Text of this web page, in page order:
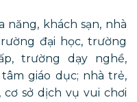
khách sạn, nhà
đại học, trường
trường dạy nghề,
giáo dục; nhà trẻ,
sở dịch vụ vui chơi